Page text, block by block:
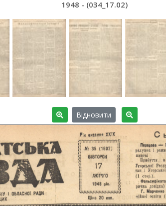
1948 - (034_17.02)
Відновити